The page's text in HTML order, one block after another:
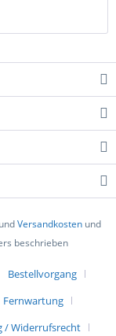
Versandkostenund
beschrieben
Bestellvorgang
Fernwartung
/ Widerrufsrecht